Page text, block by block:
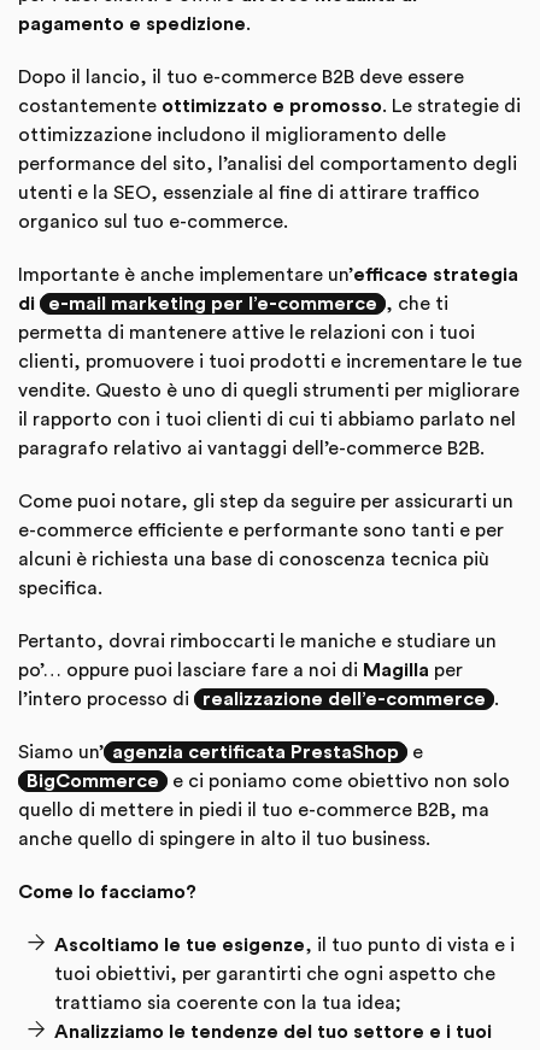
pagamento e spedizione.
Dopo il lancio, il tuo e-commerce B2B deve essere
costantemente ottimizzato e promosso. Le strategie di
ottimizzazione includono il miglioramento delle
performance del sito, l’analisi del comportamento degli
utenti e la SEO, essenziale al fine di attirare traffico
organico sul tuo e-commerce.
Importante è anche implementare un’efficace strategia
di
e-mail marketing per l’e-commerce , che ti
permetta di mantenere attive le relazioni con i tuoi
clienti, promuovere i tuoi prodotti e incrementare le tue
vendite. Questo è uno di quegli strumenti per migliorare
il rapporto con i tuoi clienti di cui ti abbiamo parlato nel
paragrafo relativo ai vantaggi dell’e-commerce B2B.
Come puoi notare, gli step da seguire per assicurarti un
e-commerce efficiente e performante sono tanti e per
alcuni è richiesta una base di conoscenza tecnica più
specifica.
Pertanto, dovrai rimboccarti le maniche e studiare un
po’… oppure puoi lasciare fare a noi di Magilla per
l’intero processo di
realizzazione dell’e-commerce .
Siamo un’ agenzia certificata PrestaShop
e
BigCommerce
e ci poniamo come obiettivo non solo
quello di mettere in piedi il tuo e-commerce B2B, ma
anche quello di spingere in alto il tuo business.
Come lo facciamo?
Ascoltiamo le tue esigenze, il tuo punto di vista e i
tuoi obiettivi, per garantirti che ogni aspetto che
trattiamo sia coerente con la tua idea;
Analizziamo le tendenze del tuo settore e i tuoi